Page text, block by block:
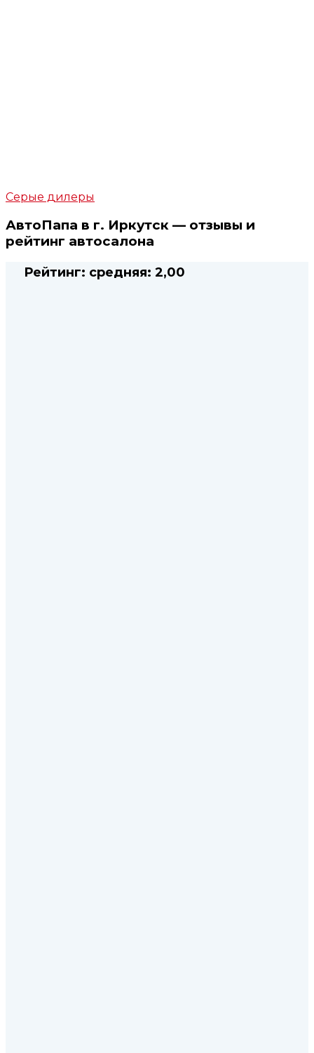
Серые дилеры
АвтоПапа в г. Иркутск — отзывы и
рейтинг автосалона
Рейтинг: средняя: 2,00